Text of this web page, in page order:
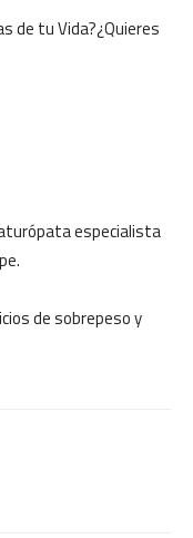
de tu Vida?¿Quieres
especialista
de sobrepeso y